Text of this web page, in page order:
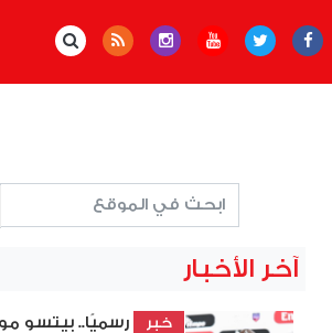
آخر الأخبار
خبر
رسميًا.. بيتسو